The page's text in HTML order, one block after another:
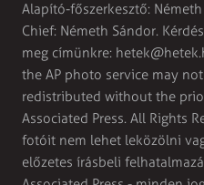
Alapító-főszerkesztő:
Chief: Németh Sándor.
meg címünkre:
the AP photo service may
redistributed without the
Associated Press. All Rights
fotóit nem lehet leközölni
előzetes írásbeli